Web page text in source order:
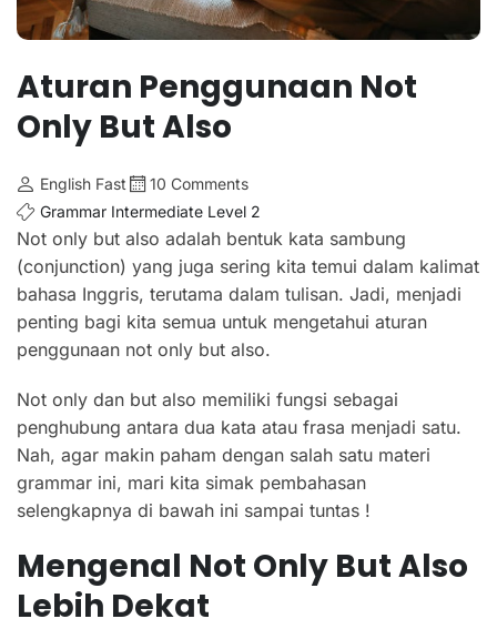
Aturan Penggunaan Not
Only But Also
English Fast
10 Comments
Grammar Intermediate Level 2
Not only but also adalah bentuk kata sambung
(conjunction) yang juga sering kita temui dalam kalimat
bahasa Inggris, terutama dalam tulisan. Jadi, menjadi
penting bagi kita semua untuk mengetahui aturan
penggunaan not only but also.
Not only dan but also memiliki fungsi sebagai
penghubung antara dua kata atau frasa menjadi satu.
Nah, agar makin paham dengan salah satu materi
grammar ini, mari kita simak pembahasan
selengkapnya di bawah ini sampai tuntas !
Mengenal Not Only But Also
Lebih Dekat